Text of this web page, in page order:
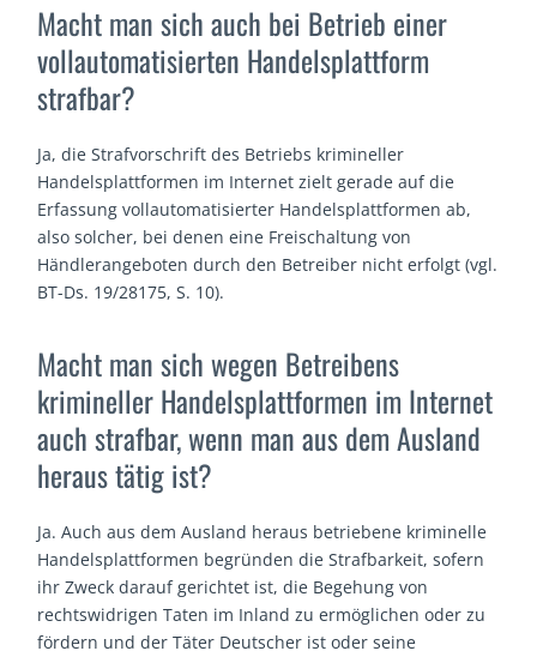
Macht man sich auch bei Betrieb einer
vollautomatisierten Handelsplattform
strafbar?
Ja, die Strafvorschrift des Betriebs krimineller
Handelsplattformen im Internet zielt gerade auf die
Erfassung vollautomatisierter Handelsplattformen ab,
also solcher, bei denen eine Freischaltung von
Händlerangeboten durch den Betreiber nicht erfolgt (vgl.
BT-Ds. 19/28175, S. 10).
Macht man sich wegen Betreibens
krimineller Handelsplattformen im Internet
auch strafbar, wenn man aus dem Ausland
heraus tätig ist?
Ja. Auch aus dem Ausland heraus betriebene kriminelle
Handelsplattformen begründen die Strafbarkeit, sofern
ihr Zweck darauf gerichtet ist, die Begehung von
rechtswidrigen Taten im Inland zu ermöglichen oder zu
fördern und der Täter Deutscher ist oder seine